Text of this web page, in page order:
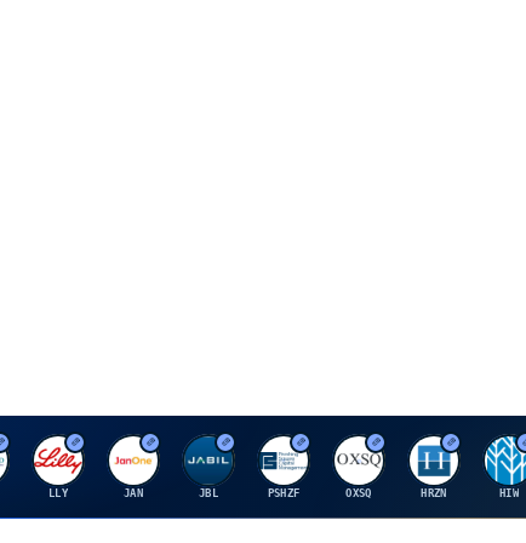
E
LLY
J
JAN
J
JBL
P
PSHZF
O
OXSQ
H
HRZN
H
HIW